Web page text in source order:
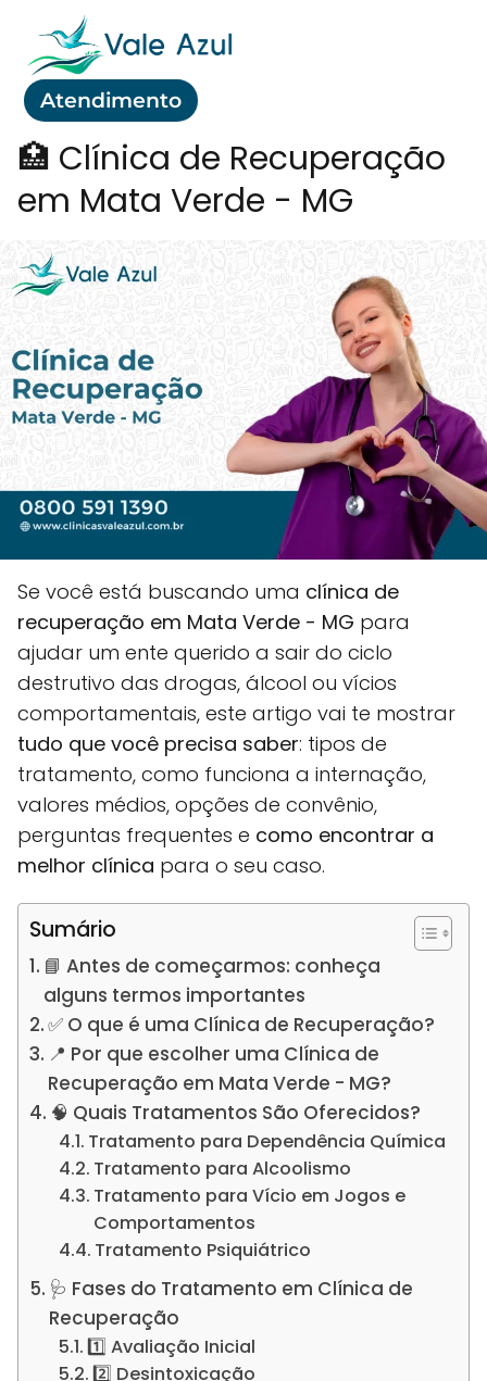
Atendimento
🏥 Clínica de Recuperação
em Mata Verde - MG
Se você está buscando uma clínica de
recuperação em Mata Verde - MG para
ajudar um ente querido a sair do ciclo
destrutivo das drogas, álcool ou vícios
comportamentais, este artigo vai te mostrar
tudo que você precisa saber: tipos de
tratamento, como funciona a internação,
valores médios, opções de convênio,
perguntas frequentes e como encontrar a
melhor clínica para o seu caso.
Sumário
📘 Antes de começarmos: conheça
alguns termos importantes
✅ O que é uma Clínica de Recuperação?
📍 Por que escolher uma Clínica de
Recuperação em Mata Verde - MG?
🧠 Quais Tratamentos São Oferecidos?
Tratamento para Dependência Química
Tratamento para Alcoolismo
Tratamento para Vício em Jogos e
Comportamentos
Tratamento Psiquiátrico
🩺 Fases do Tratamento em Clínica de
Recuperação
1️⃣ Avaliação Inicial
2️⃣ Desintoxicação